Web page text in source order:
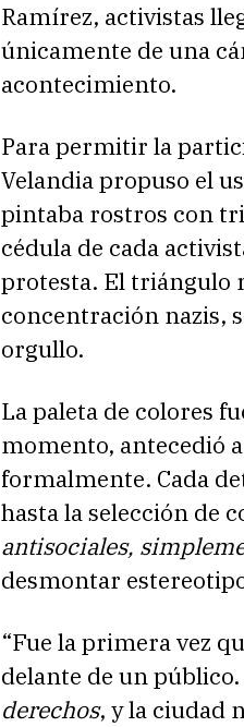
Ramírez, activistas
únicamente de una
acontecimiento.
Para permitir la
Velandia propuso el
pintaba rostros con
cédula de cada
protesta. El triángulo
concentración nazis,
orgullo.
La paleta de colores
momento, antecedió
formalmente. Cada
hasta la selección de
antisociales,
desmontar
“Fue la primera vez
delante de un
derechos, y la ciudad